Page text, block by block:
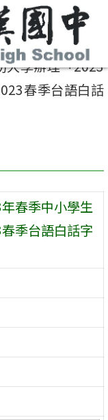
大學辦理「2023
春季台語白話
春季中小學生
季台語白話字